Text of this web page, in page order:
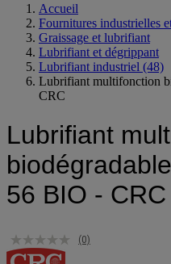
Accueil
Fournitures industrielles
Graissage et lubrifiant
Lubrifiant et dégrippant
Lubrifiant industriel (48)
Lubrifiant multifonction
CRC
Lubrifiant
56 BIO - CRC
(0)